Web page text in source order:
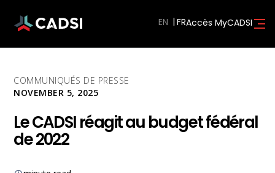
EN Accès MyCADSI
COMMUNIQUÉS DE PRESSE
NOVEMBER 5, 2025
Le CADSI réagit au budget fédéral
de 2022